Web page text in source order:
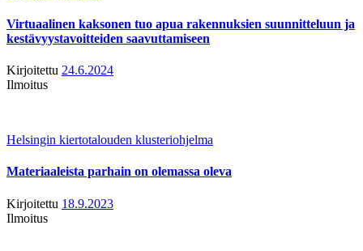
Virtuaalinen kaksonen tuo apua rakennuksien suunnitteluun ja
kestävyystavoitteiden saavuttamiseen
Kirjoitettu 24.6.2024
Ilmoitus
Helsingin kiertotalouden klusteriohjelma
Materiaaleista parhain on olemassa oleva
Kirjoitettu 18.9.2023
Ilmoitus